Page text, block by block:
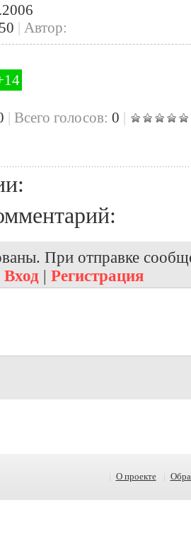
| Автор:
| Всего голосов: 0 |
При отправке
Вход | Регистрация
О проекте